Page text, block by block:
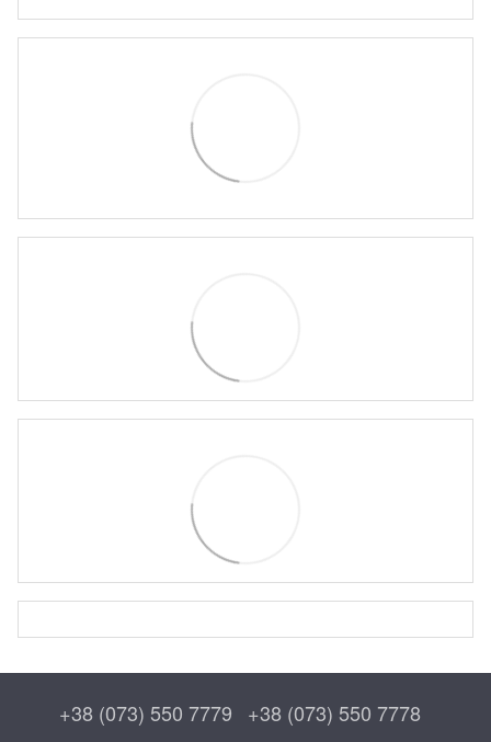
+38 (073) 550 7779 +38 (073) 550 7778